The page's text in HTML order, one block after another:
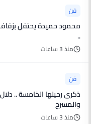
فن
محمود حميدة يحتفل بزفاف
..
منذ 3 ساعات
فن
ذكرى
والمسرح
منذ 3 ساعات